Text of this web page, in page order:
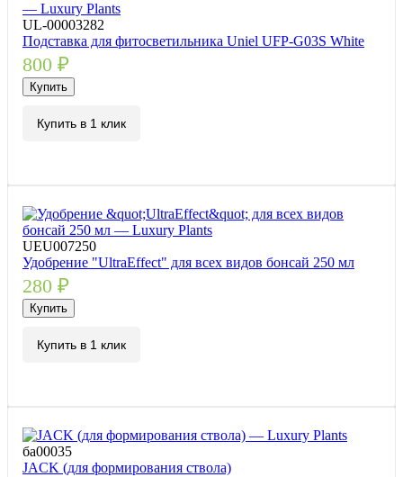
UL-00003282
Подставка для фитосветильника Uniel UFP-G03S White
800 ₽
Купить
Купить в 1 клик
UEU007250
Удобрение "UltraEffect" для всех видов бонсай 250 мл
280 ₽
Купить
Купить в 1 клик
ба00035
JACK (для формирования ствола)